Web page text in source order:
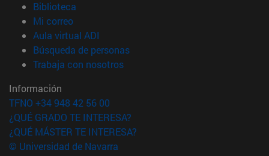
Biblioteca
Mi correo(abre en nueva ventana)
Aula virtual ADI
Búsqueda de personas(abre en nueva ventana)
Trabaja con nosotros(abre en nueva ventana)
Información
TFNO +34 948 42 56 00
¿QUÉ GRADO TE INTERESA?
¿QUÉ MÁSTER TE INTERESA?
© Universidad de Navarra